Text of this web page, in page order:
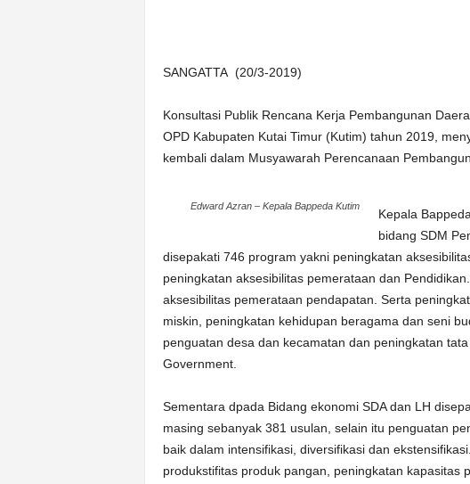
SANGATTA (20/3-2019)
Konsultasi Publik Rencana Kerja Pembangunan
OPD Kabupaten Kutai Timur (Kutim) tahun 2019,
kembali dalam Musyawarah Perencanaan
Edward Azran – Kepala Bappeda Kutim
Kepala
bidang SDM
disepakati 746 program yakni peningkatan
peningkatan aksesibilitas pemerataan dan
aksesibilitas pemerataan pendapatan. Serta
miskin, peningkatan kehidupan beragama dan seni
penguatan desa dan kecamatan dan peningkatan
Government.
Sementara dpada Bidang ekonomi SDA dan LH
masing sebanyak 381 usulan, selain itu penguatan
baik dalam intensifikasi, diversifikasi dan
produkstifitas produk pangan, peningkatan kapasitas